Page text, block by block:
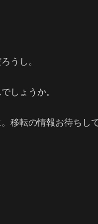
うし。
しょうか。
移転の情報お待ちし